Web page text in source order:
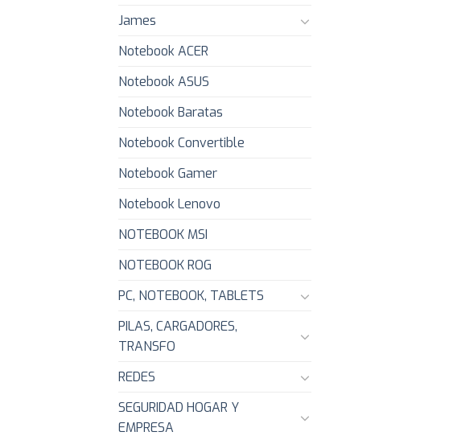
James
Notebook ACER
Notebook ASUS
Notebook Baratas
Notebook Convertible
Notebook Gamer
Notebook Lenovo
NOTEBOOK MSI
NOTEBOOK ROG
PC, NOTEBOOK, TABLETS
PILAS, CARGADORES,
TRANSFO
REDES
SEGURIDAD HOGAR Y
EMPRESA